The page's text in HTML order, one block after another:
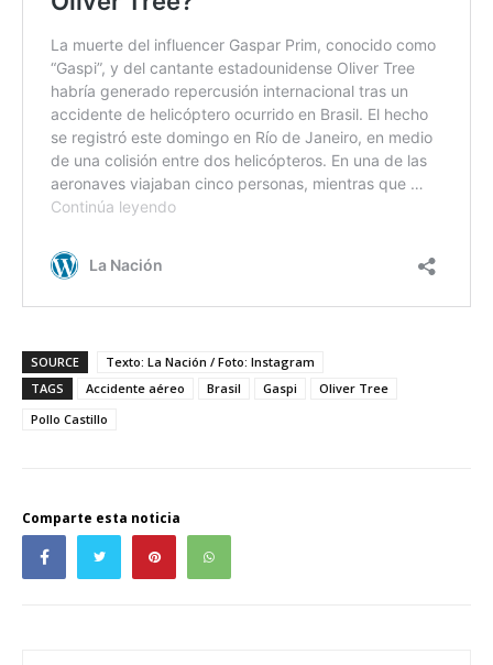
SOURCE
Texto: La Nación / Foto: Instagram
TAGS
Accidente aéreo Brasil Gaspi
Oliver Tree
Pollo Castillo
Comparte esta noticia